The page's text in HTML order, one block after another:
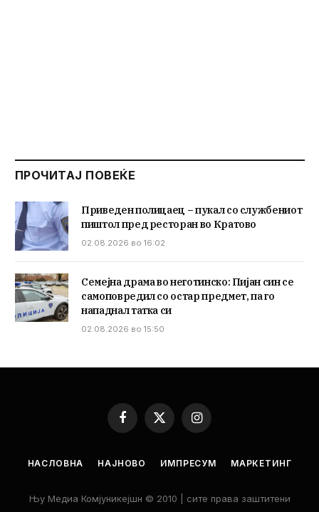
ПРОЧИТАЈ ПОВЕЌЕ
Приведен полицаец – пукал со службениот
пиштол пред ресторан во Кратово
02.08.2026 во 16:02
Семејна драма во неготинско: Пијан син се
самоповредил со остар предмет, па го
нападнал татка си
02.08.2026 во 15:50
Facebook
X
(Twitter)
Instagram
НАСЛОВНА НАЈНОВО ИМПРЕСУМ МАРКЕТИНГ
Њу Медиа Комјуникејшн © 2010 | сите права заштитени